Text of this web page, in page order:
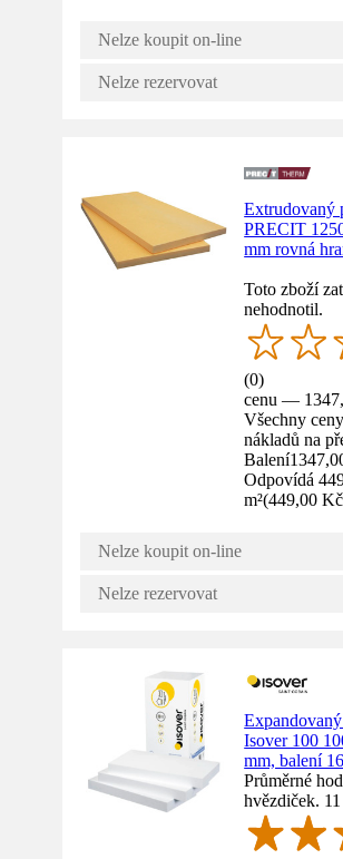
Nelze koupit on-line
Nelze rezervovat
Extrudovaný
PRECIT
mm rovná
Toto zboží
nehodnotil.
(0)
cenu —
Všechny
nákladů na
Balení
Odpovídá
m²(449,00 Kč
Nelze koupit on-line
Nelze rezervovat
Isover 100
mm, balení
Průměrné
hvězdiček.